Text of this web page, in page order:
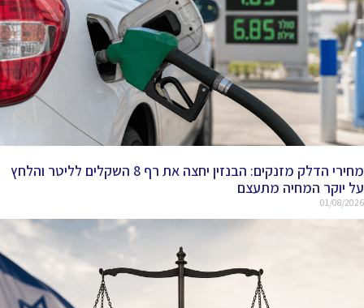
מחירי הדלק מזנקים: הבנזין יחצה את רף 8 השקלים לליטר והלחץ
על יוקר המחיה מתעצם
01/08/2026